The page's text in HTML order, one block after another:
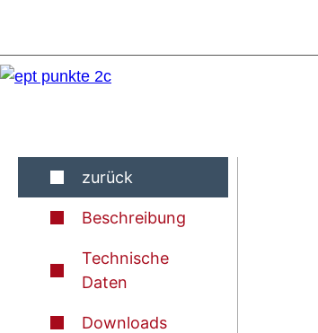
zurück
Beschreibung
Technische
Daten
Downloads